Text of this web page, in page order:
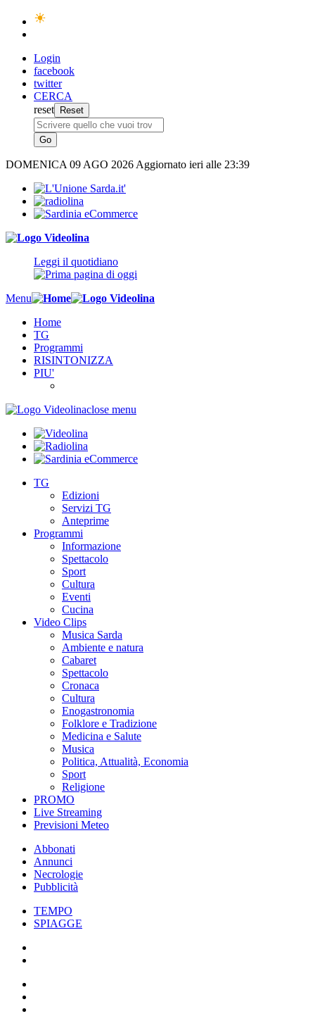
Login
facebook
twitter
CERCA
reset
DOMENICA 09 AGO 2026 Aggiornato ieri alle 23:39
Leggi il quotidiano
Menu
Home
TG
Programmi
RISINTONIZZA
PIU'
close menu
TG
Edizioni
Servizi TG
Anteprime
Programmi
Informazione
Spettacolo
Sport
Cultura
Eventi
Cucina
Video Clips
Musica Sarda
Ambiente e natura
Cabaret
Spettacolo
Cronaca
Cultura
Enogastronomia
Folklore e Tradizione
Medicina e Salute
Musica
Politica, Attualità, Economia
Sport
Religione
PROMO
Live Streaming
Previsioni Meteo
Abbonati
Annunci
Necrologie
Pubblicità
TEMPO
SPIAGGE